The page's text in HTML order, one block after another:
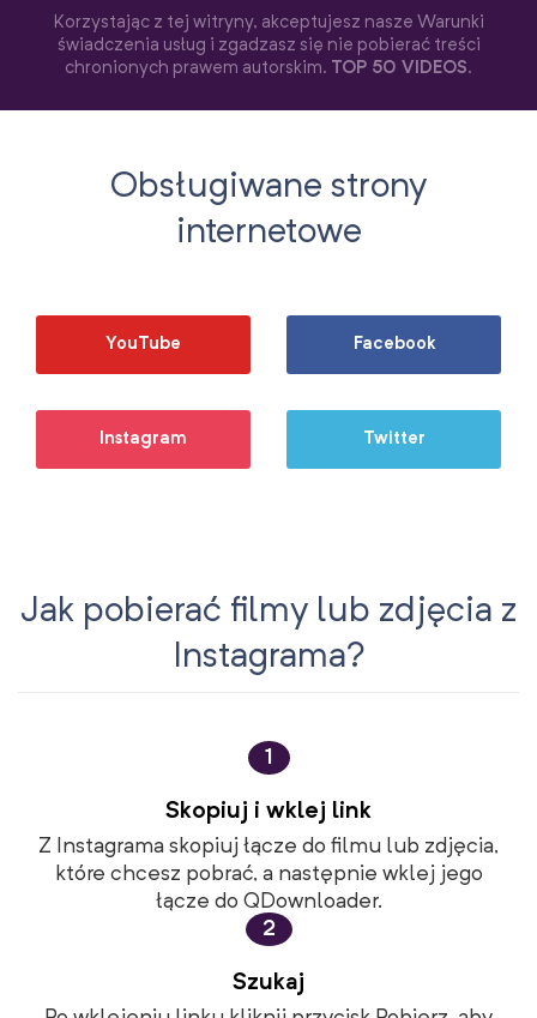
Korzystając z tej witryny, akceptujesz nasze Warunki
świadczenia usług i zgadzasz się nie pobierać treści
chronionych prawem autorskim.
TOP 50 VIDEOS.
Obsługiwane strony
internetowe
YouTube Facebook
Instagram Twitter
Jak pobierać filmy lub zdjęcia z
Instagrama?
1
Skopiuj i wklej link
Z Instagrama skopiuj łącze do filmu lub zdjęcia,
które chcesz pobrać, a następnie wklej jego
łącze do QDownloader.
2
Szukaj